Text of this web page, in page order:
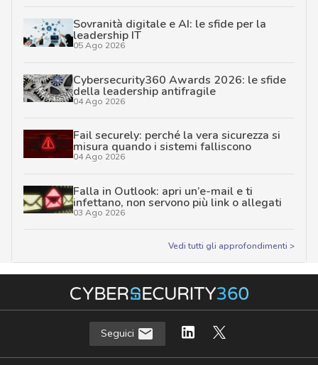
Sovranità digitale e AI: le sfide per la
leadership IT
05 Ago 2026
Cybersecurity360 Awards 2026: le sfide
della leadership antifragile
04 Ago 2026
Fail securely: perché la vera sicurezza si
misura quando i sistemi falliscono
04 Ago 2026
Falla in Outlook: apri un’e-mail e ti
infettano, non servono più link o allegati
03 Ago 2026
Vedi tutti gli approfondimenti >
Seguici